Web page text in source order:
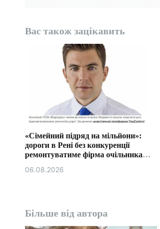
в
Вас також зацікавить
«Сімейний підряд на мільйони»:
дороги в Рені без конкуренції
ремонтуватиме фірма очільника
06.08.2026
Більше від автора